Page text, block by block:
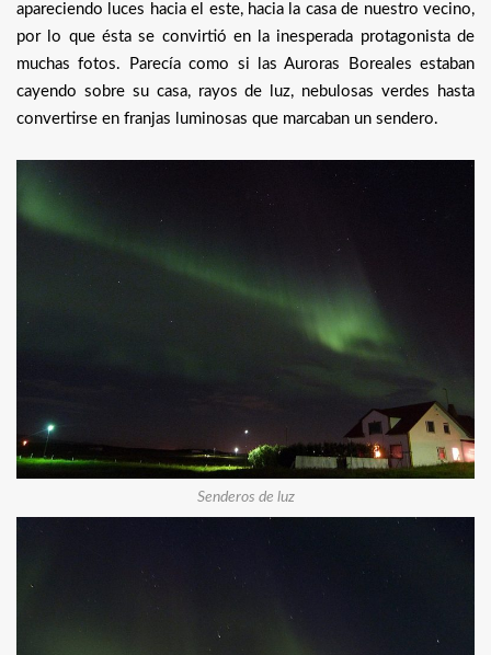
apareciendo luces hacia el este, hacia la casa de nuestro vecino,
por lo que ésta se convirtió en la inesperada protagonista de
muchas fotos. Parecía como si las Auroras Boreales estaban
cayendo sobre su casa, rayos de luz, nebulosas verdes hasta
convertirse en franjas luminosas que marcaban un sendero.
Senderos de luz